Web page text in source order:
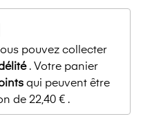
pouvez collecter
. Votre panier
qui peuvent être
de 22,40 € .